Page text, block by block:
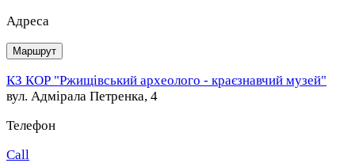
Адреса
Маршрут
КЗ КОР "Ржищівський археолого - краєзнавчий музей"
вул. Адмірала Петренка, 4
Телефон
Call